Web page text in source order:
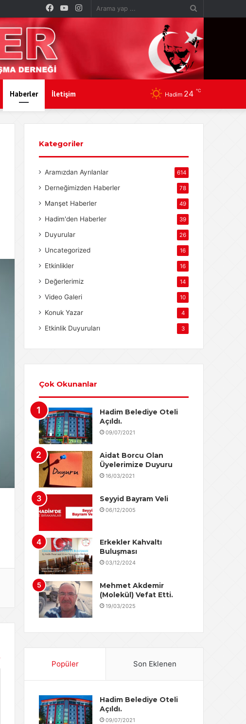
...
Instagram
YouTube
Facebook
Haberler İletişim Hadim 24 ℃
Kategoriler
Aramızdan Ayrılanlar 614
Derneğimizden Haberler 78
Manşet Haberler 49
Hadim'den Haberler 39
Duyurular 26
Uncategorized 16
Etkinlikler 16
Değerlerimiz 14
Video Galeri 10
Konuk Yazar 4
Etkinlik Duyuruları 3
Çok Okunanlar
Hadim Belediye Oteli
Açıldı.
09/07/2021
Aidat Borcu Olan
Üyelerimize Duyuru
16/03/2021
Seyyid Bayram Veli
06/12/2005
Erkekler Kahvaltı
Buluşması
03/12/2024
Mehmet Akdemir
(Molekül) Vefat Etti.
19/03/2025
Popüler Son Eklenen
Hadim Belediye Oteli
Açıldı.
09/07/2021